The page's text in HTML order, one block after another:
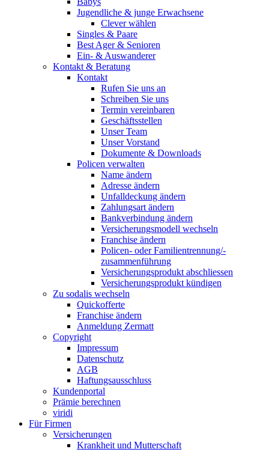
Jugendliche & junge Erwachsene
Clever wählen
Singles & Paare
Best Ager & Senioren
Ein- & Auswanderer
Kontakt & Beratung
Kontakt
Rufen Sie uns an
Schreiben Sie uns
Termin vereinbaren
Geschäftsstellen
Unser Team
Unser Vorstand
Dokumente & Downloads
Policen verwalten
Name ändern
Adresse ändern
Unfalldeckung ändern
Zahlungsart ändern
Bankverbindung ändern
Versicherungsmodell wechseln
Franchise ändern
Policen- oder Familientrennung/-
zusammenführung
Versicherungsprodukt abschliessen
Versicherungsprodukt kündigen
Zu sodalis wechseln
Quickofferte
Franchise ändern
Anmeldung Zermatt
Copyright
Impressum
Datenschutz
AGB
Haftungsausschluss
Kundenportal
Prämie berechnen
viridi
Für Firmen
Versicherungen
Krankheit und Mutterschaft